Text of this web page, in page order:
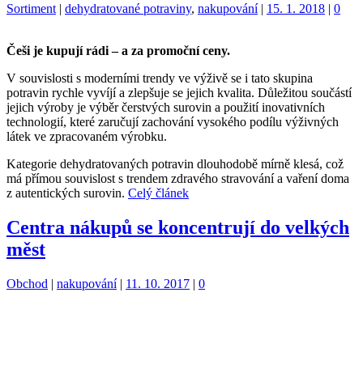
Kategorie:
Sortiment | Štítky:
dehydratované potraviny, nakupování | 15. 1. 2018 | 0
Češi je kupují rádi – a za promoční ceny.
V souvislosti s moderními trendy ve výživě se i tato skupina
potravin rychle vyvíjí a zlepšuje se jejich kvalita. Důležitou součástí
jejich výroby je výběr čerstvých surovin a použití inovativních
technologií, které zaručují zachování vysokého podílu výživných
látek ve zpracovaném výrobku.
Kategorie dehydratovaných potravin dlouhodobě mírně klesá, což
má přímou souvislost s trendem zdravého stravování a vaření doma
z autentických surovin. Celý článek
Centra nákupů se koncentrují do velkých
měst
Kategorie:
Obchod | Štítky:
nakupování | 11. 10. 2017 | 0